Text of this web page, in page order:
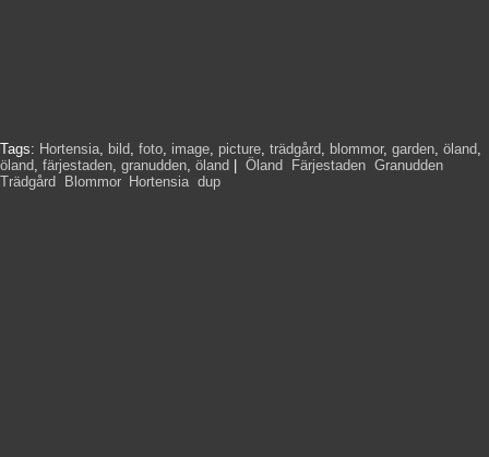
Tags: Hortensia, bild, foto, image, picture, trädgård, blommor, garden, öland,
öland, färjestaden, granudden, öland Öland Färjestaden Granudden
Trädgård
Blommor, Hortensia, dup